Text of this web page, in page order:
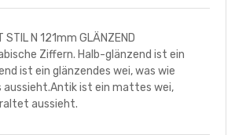
STIL N 121mm GLÄNZEND
Ziffern. Halb-glänzend ist ein
ist ein glänzendes wei, was wie
aussieht.Antik ist ein mattes wei,
aussieht.